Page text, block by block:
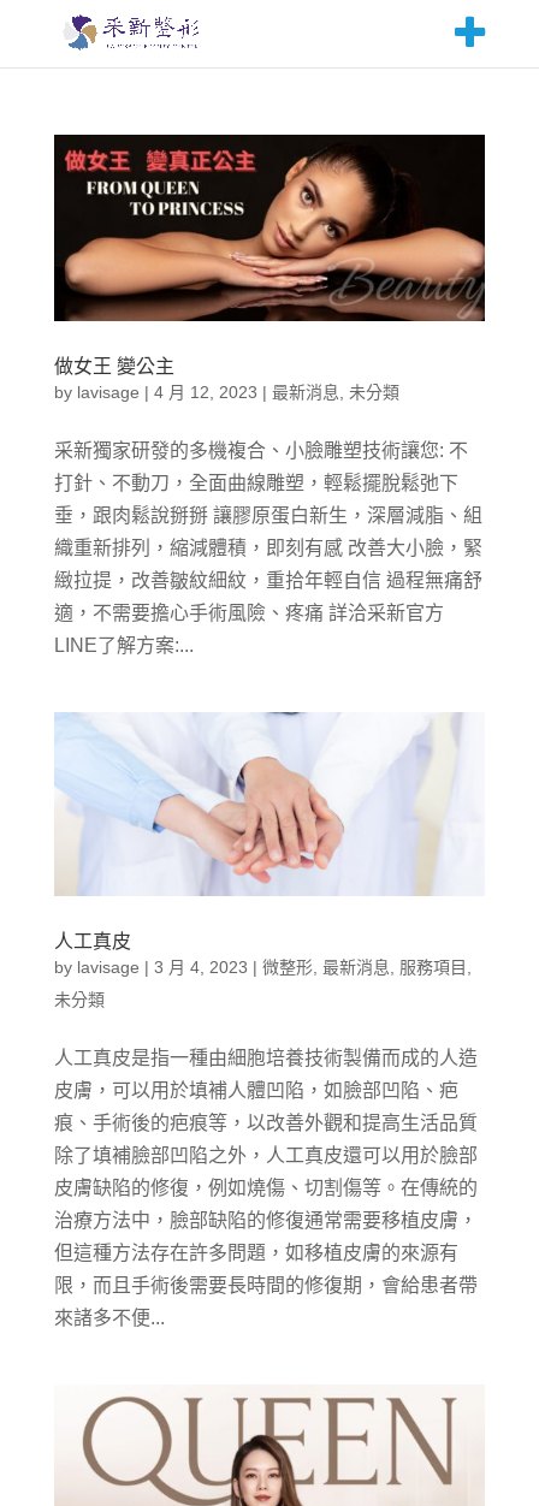
做女王 變公主
by lavisage | 4 月 12, 2023 | 最新消息, 未分類
采新獨家研發的多機複合、小臉雕塑技術讓您: 不
打針、不動刀，全面曲線雕塑，輕鬆擺脫鬆弛下
垂，跟肉鬆說掰掰 讓膠原蛋白新生，深層減脂、組
織重新排列，縮減體積，即刻有感 改善大小臉，緊
緻拉提，改善皺紋細紋，重拾年輕自信 過程無痛舒
適，不需要擔心手術風險、疼痛 詳洽采新官方
LINE了解方案:...
人工真皮
by lavisage | 3 月 4, 2023 | 微整形, 最新消息 服務項目
未分類
人工真皮是指一種由細胞培養技術製備而成的人造
皮膚，可以用於填補人體凹陷，如臉部凹陷、疤
痕、手術後的疤痕等，以改善外觀和提高生活品質
除了填補臉部凹陷之外，人工真皮還可以用於臉部
皮膚缺陷的修復，例如燒傷、切割傷等。在傳統的
治療方法中，臉部缺陷的修復通常需要移植皮膚，
但這種方法存在許多問題，如移植皮膚的來源有
限，而且手術後需要長時間的修復期，會給患者帶
來諸多不便...